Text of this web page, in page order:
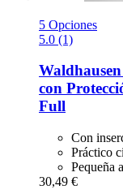
5 Opciones
5.0 (1)
Waldhausen
con
Full
Con
Práctico
Pequeña
30,49 €